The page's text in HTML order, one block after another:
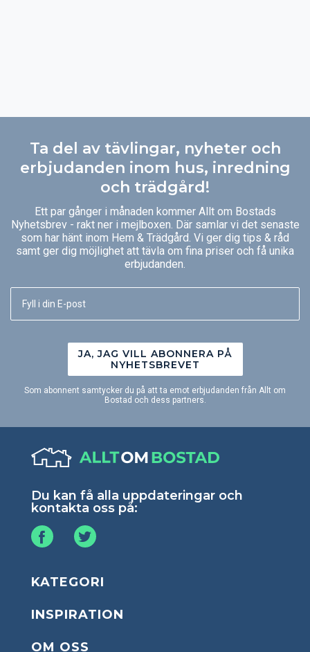
Ta del av tävlingar, nyheter och
erbjudanden inom hus, inredning
och trädgård!
Ett par gånger i månaden kommer Allt om Bostads
Nyhetsbrev - rakt ner i mejlboxen. Där samlar vi det senaste
som har hänt inom Hem & Trädgård. Vi ger dig tips & råd
samt ger dig möjlighet att tävla om fina priser och få unika
erbjudanden.
JA, JAG VILL ABONNERA PÅ
NYHETSBREVET
Som abonnent samtycker du på att ta emot erbjudanden från Allt om
Bostad och dess partners.
Du kan få alla uppdateringar och
kontakta oss på:
KATEGORI
INSPIRATION
OM OSS